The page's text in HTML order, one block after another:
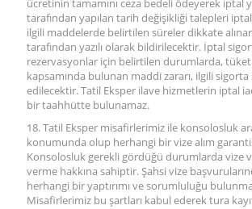
ücretinin tamamını ceza bedeli ödeyerek iptal
tarafından yapılan tarih değişikliği talepleri
ilgili maddelerde belirtilen süreler dikkate
tarafından yazılı olarak bildirilecektir. İptal
rezervasyonlar için belirtilen durumlarda,
kapsamında bulunan maddi zararı, ilgili
edilecektir. Tatil Eksper ilave hizmetlerin iptal
bir taahhütte bulunamaz.
18. Tatil Eksper misafirlerimiz ile konsolosluk
konumunda olup herhangi bir vize alım
Konsolosluk gerekli gördüğü durumlarda vize
verme hakkına sahiptir. Şahsi vize
herhangi bir yaptırımı ve sorumluluğu
Misafirlerimiz bu şartları kabul ederek tura